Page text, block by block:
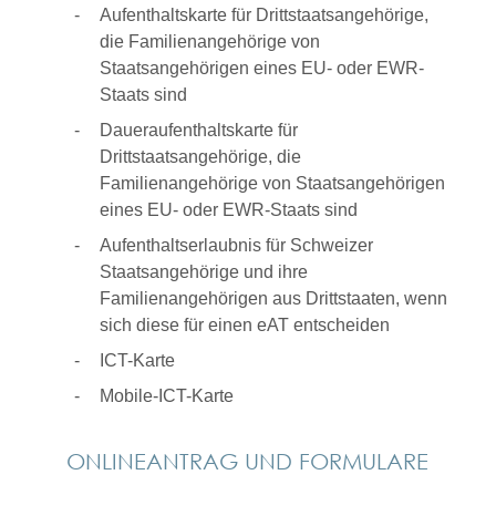
Aufenthaltskarte für Drittstaatsangehörige,
die Familienangehörige von
Staatsangehörigen eines EU- oder EWR-
Staats sind
Daueraufenthaltskarte für
Drittstaatsangehörige, die
Familienangehörige von Staatsangehörigen
eines EU- oder EWR-Staats sind
Aufenthaltserlaubnis für Schweizer
Staatsangehörige und ihre
Familienangehörigen aus Drittstaaten, wenn
sich diese für einen eAT entscheiden
ICT-Karte
Mobile-ICT-Karte
ONLINEANTRAG UND FORMULARE